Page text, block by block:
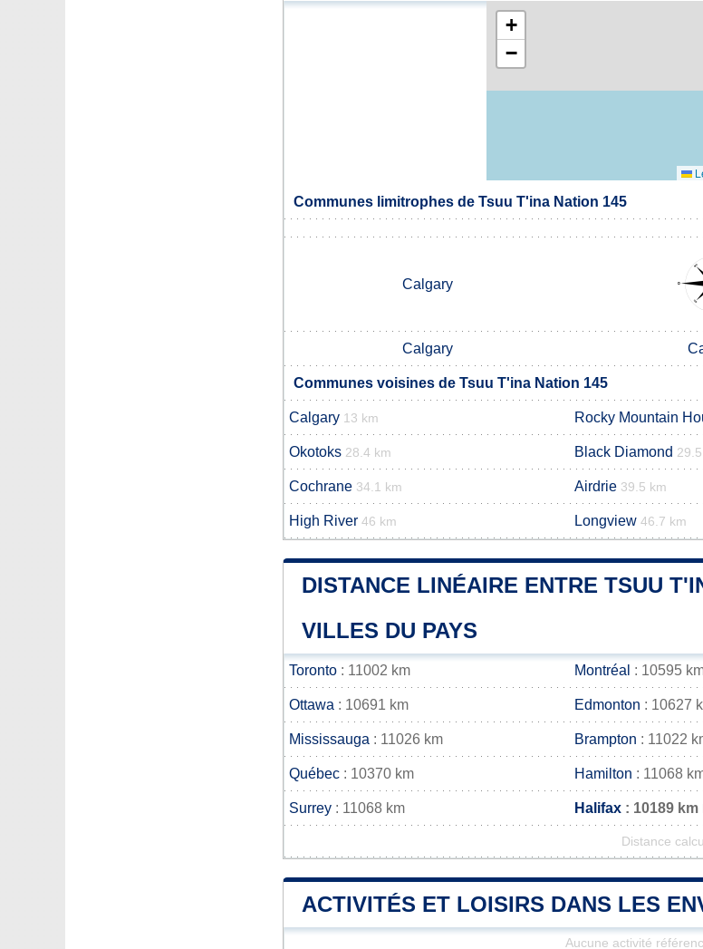
+
−
Communes limitrophes de Tsuu T'ina Nation 145
Calgary
Calgary
Communes voisines de Tsuu T'ina Nation 145
Calgary 13 km Rocky Mountain
Okotoks 28.4 km Black Diamond
Cochrane 34.1 km Airdrie 39.5 km
High River 46 km Longview 46.7 km
DISTANCE LINÉAIRE ENTRE TSUU
VILLES DU PAYS
Toronto : 11002 km Montréal : 10595
Ottawa : 10691 km Edmonton : 10627
Mississauga : 11026 km Brampton : 11022
Québec : 10370 km Hamilton : 11068
Surrey : 11068 km Halifax : 10189 km
Distance
ACTIVITÉS ET LOISIRS DANS LES
Aucune activité